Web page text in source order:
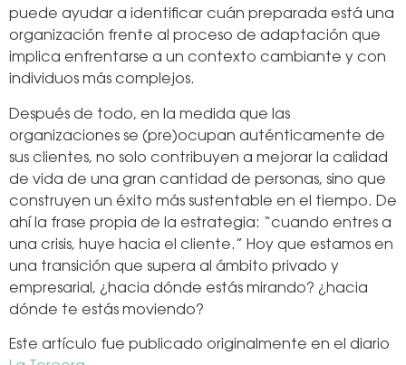
puede ayudar a identificar cuán preparada está una
organización frente al proceso de adaptación que
implica enfrentarse a un contexto cambiante y con
individuos más complejos.
Después de todo, en la medida que las
organizaciones se (pre)ocupan auténticamente de
sus clientes, no solo contribuyen a mejorar la calidad
de vida de una gran cantidad de personas, sino que
construyen un éxito más sustentable en el tiempo. De
ahí la frase propia de la estrategia: “cuando entres a
una crisis, huye hacia el cliente.” Hoy que estamos en
una transición que supera al ámbito privado y
empresarial, ¿hacia dónde estás mirando? ¿hacia
dónde te estás moviendo?
Este artículo fue publicado originalmente en el diario